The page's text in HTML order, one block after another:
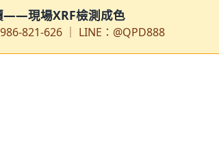
——現場XRF檢測成色
821-626 ｜ LINE：@QPD888